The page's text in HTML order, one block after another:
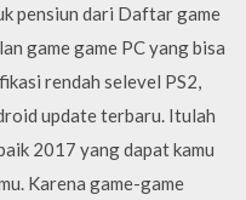
pensiun dari Daftar game
game game PC yang bisa
rendah selevel PS2,
update terbaru. Itulah
2017 yang dapat kamu
Karena game-game